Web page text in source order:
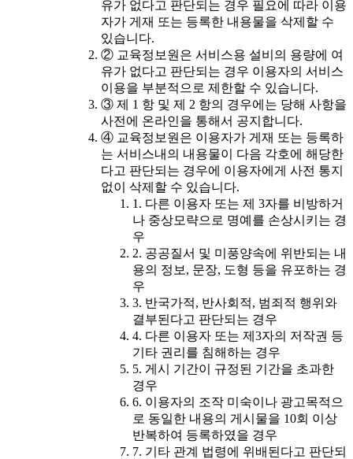
유가 없다고 판단되는 경우 필요에 따라 이용
자가 게재 또는 등록한 내용물을 삭제할 수
있습니다.
② 교육정보원은 서비스용 설비의 용량에 여
유가 없다고 판단되는 경우 이용자의 서비스
이용을 부분적으로 제한할 수 있습니다.
③ 제 1 항 및 제 2 항의 경우에는 당해 사항을
사전에 온라인을 통해서 공지합니다.
④ 교육정보원은 이용자가 게재 또는 등록하
는 서비스내의 내용물이 다음 각호에 해당한
다고 판단되는 경우에 이용자에게 사전 통지
없이 삭제할 수 있습니다.
1. 다른 이용자 또는 제 3자를 비방하거
나 중상모략으로 명예를 손상시키는 경
우
2. 공공질서 및 미풍양속에 위반되는 내
용의 정보, 문장, 도형 등을 유포하는 경
우
3. 반국가적, 반사회적, 범죄적 행위와
결부된다고 판단되는 경우
4. 다른 이용자 또는 제3자의 저작권 등
기타 권리를 침해하는 경우
5. 게시 기간이 규정된 기간을 초과한
경우
6. 이용자의 조작 미숙이나 광고목적으
로 동일한 내용의 게시물을 10회 이상
반복하여 등록하였을 경우
7. 기타 관계 법령에 위배된다고 판단되